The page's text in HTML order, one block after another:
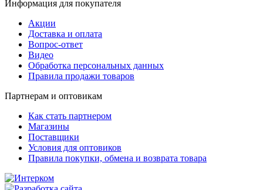
Информация для покупателя
Акции
Доставка и оплата
Вопрос-ответ
Видео
Обработка персональных данных
Правила продажи товаров
Партнерам и оптовикам
Как стать партнером
Магазины
Поставщики
Условия для оптовиков
Правила покупки, обмена и возврата товара